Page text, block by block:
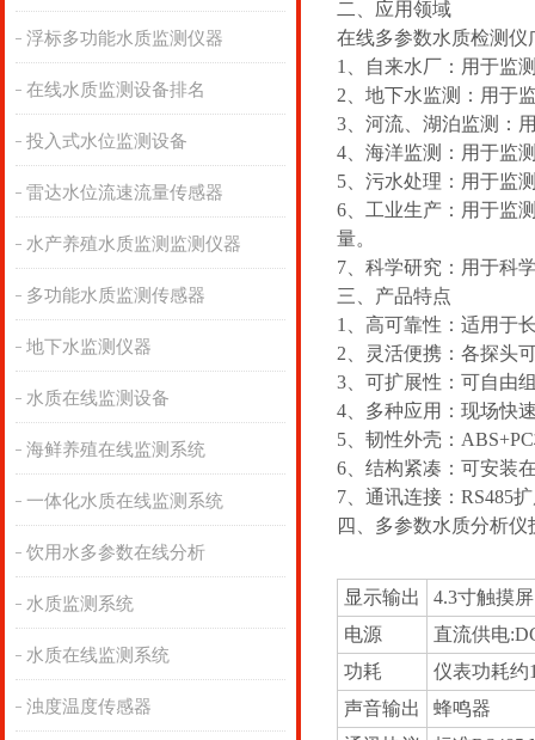
浮标多功能水质监测仪器
在线水质监测设备排名
投入式水位监测设备
雷达水位流速流量传感器
水产养殖水质监测监测仪器
多功能水质监测传感器
地下水监测仪器
水质在线监测设备
海鲜养殖在线监测系统
一体化水质在线监测系统
饮用水多参数在线分析
水质监测系统
水质在线监测系统
浊度温度传感器
二、应用领域
在线多参数水质检测
1、自来水厂：用于监
2、地下水监测：用于
3、河流、湖泊监测：
4、海洋监测：用于监
5、污水处理：用于监
6、工业生产：用于监
量。
7、科学研究：用于科
三、产品特点
1、高可靠性：适用于
2、灵活便携：各探头
3、可扩展性：可自由
4、多种应用：现场快
5、韧性外壳：
6、结构紧凑：可安装
7、通讯连接：RS485
四、多参数水质分析仪
显示输出
4.3寸触摸
电源
直流供电
功耗
仪表功耗约
声音输出
蜂鸣器